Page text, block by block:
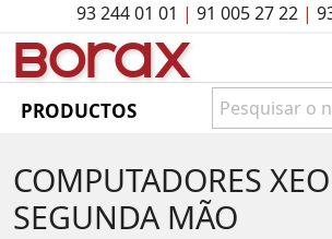
93 244 01 01 | 91 005 27 22|
BOrAx
PRODUCTOS
COMPUTADORES
SEGUNDA MÃO